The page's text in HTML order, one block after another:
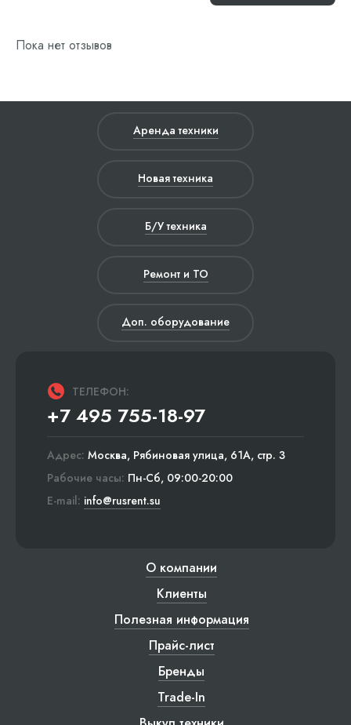
Пока нет отзывов
Аренда техники
Новая техника
Б/У техника
Ремонт и ТО
Доп. оборудование
ТЕЛЕФОН:
+7 495 755-18-97
Адрес: Москва, Рябиновая улица, 61А, стр. 3
Рабочие часы: Пн-Сб, 09:00-20:00
E-mail: info@rusrent.su
О компании
Клиенты
Полезная информация
Прайс-лист
Бренды
Trade-In